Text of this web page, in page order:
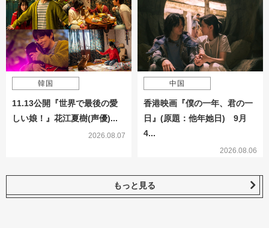
韓国
11.13公開『世界で最後の愛
しい娘！』花江夏樹(声優)...
2026.08.07
中国
香港映画『僕の一年、君の一
日』(原題：他年她日) 9月
4...
2026.08.06
もっと見る